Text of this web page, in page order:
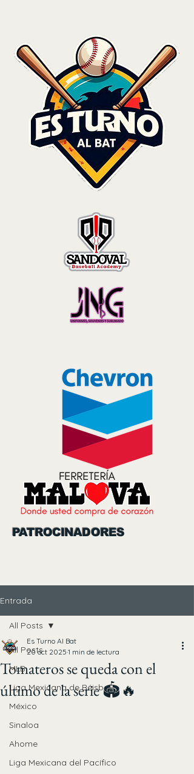
PATROCINADORES
Entrada
All Posts
MLB
Liga Mexicana de Béisbol
México
Sinaloa
Ahome
Liga Mexicana del Pacífico
All Posts
Tomateros se queda con el
último de la serie 🏟️🔥
Es Turno Al Bat
20 oct 2025 1 min de lectura